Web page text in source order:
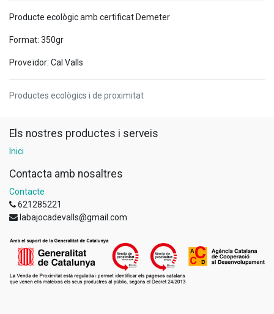
Producte ecològic amb certificat Demeter
Format: 350gr
Proveïdor: Cal Valls
Productes ecològics i de proximitat
Els nostres productes i serveis
Inici
Contacta amb nosaltres
Contacte
621285221
labajocadevalls@gmail.com